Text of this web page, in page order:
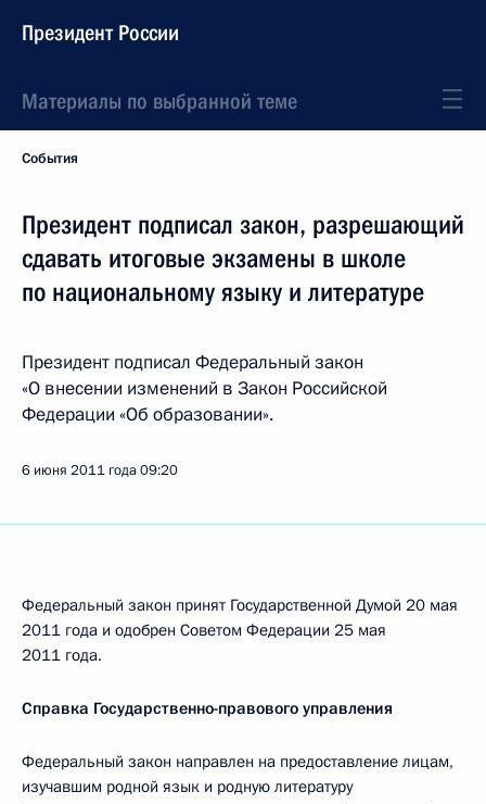
Президент России
Материалы по выбранной теме
События
Президент подписал закон, разрешающий
сдавать итоговые экзамены в школе
по национальному языку и литературе
Президент подписал Федеральный закон
«О внесении изменений в Закон Российской
Федерации «Об образовании».
6 июня 2011 года09:20
Федеральный закон принят Государственной Думой 20 мая
2011 года и одобрен Советом Федерации 25 мая
2011 года.
Справка Государственно-правового управления
Федеральный закон направлен на предоставление лицам,
изучавшим родной язык и родную литературу